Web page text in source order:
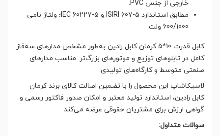
خارجی از جنس PVC.
مطابق استاندارد ISIRI 607-5 و IEC 60227-5؛ ولتاژ نامی
600/1000 ولت.
کابل قدرت 10*5 کرمان کابل رادین به‌طور مشخص مدارهای سه‌فاز
کامل در تابلوهای توزیع و موتورهای بزرگ‌تر. مناسب مدارهای
صنعتی متوسط و کارگاه‌های تولیدی.
لاسیکاشاپ این محصول را با تضمین اصالت کالای برند کرمان
کابل رادین، استاندارد تولید معتبر و امکان صدور فاکتور رسمی و
گواهی ارزش برای مشتریان حقوقی عرضه می‌کند.
سوالات متداول: